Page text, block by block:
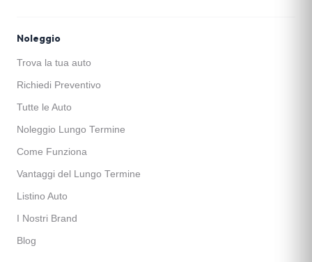
Noleggio
Trova la tua auto
Richiedi Preventivo
Tutte le Auto
Noleggio Lungo Termine
Come Funziona
Vantaggi del Lungo Termine
Listino Auto
I Nostri Brand
Blog